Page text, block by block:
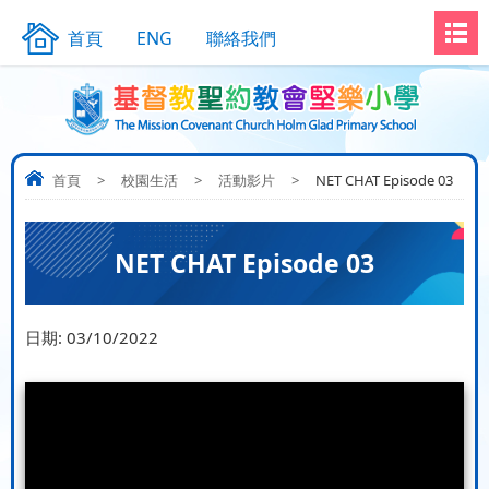
首頁 ENG 聯絡我們
首頁 > 校園生活 > 活動影片 > NET CHAT Episode 03
NET CHAT Episode 03
日期: 03/10/2022